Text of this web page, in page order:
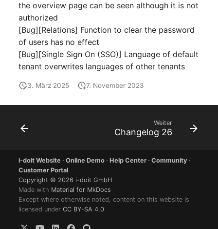
Virtuelle Geräte
Virtuelle Maschine
Virtuelle Maschine
Virtuelle Switche
Virtueller Host
Virtueller Host (Root)
Zugewiesene
the overview page can be seen although it is not
authorized
[Bug][Relations] Function to clear the password
of users has no effect
[Bug][Single Sign On (SSO)] Language of default
tenant overwrites languages of other tenants
3. März 2025 7. November 2023
Weiter
Changelog 26
i-doit Website ·Online Demo · Help Center ·Community ·
Customer Portal
Copyright © 2026 i-doit GmbH
Made with Material for MkDocs
Except where otherwise noted, content on this website is
licensed underCC BY-SA 4.0